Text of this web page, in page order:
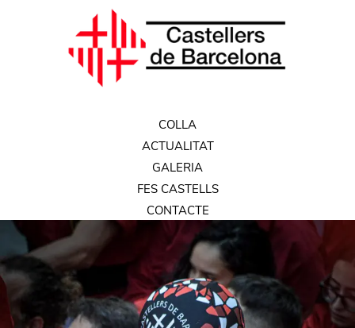
COLLA
ACTUALITAT
GALERIA
FES CASTELLS
CONTACTE